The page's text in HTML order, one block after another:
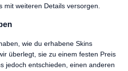
mit weiteren Details versorgen.
wie du erhabene Skins
überlegt, sie zu einem festen Preis
jedoch entschieden, einen anderen